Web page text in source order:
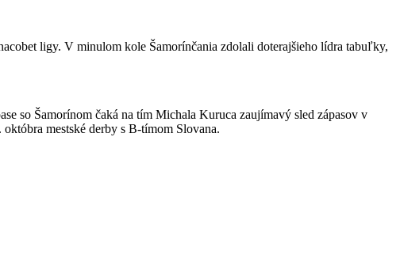
ligy. V minulom kole Šamorínčania zdolali doterajšieho lídra tabuľky,
so Šamorínom čaká na tím Michala Kuruca zaujímavý sled zápasov v
mestské derby s B-tímom Slovana.